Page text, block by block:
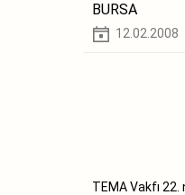
BURSA
12.02.2008
TEMA Vakfı